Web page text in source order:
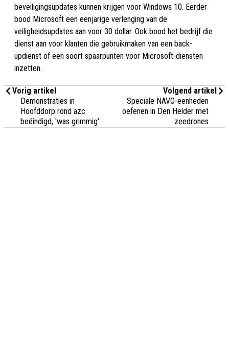
beveiligingsupdates kunnen krijgen voor Windows 10. Eerder
bood Microsoft een eenjarige verlenging van de
veiligheidsupdates aan voor 30 dollar. Ook bood het bedrijf die
dienst aan voor klanten die gebruikmaken van een back-
updienst of een soort spaarpunten voor Microsoft-diensten
inzetten.
Vorig artikel
Demonstraties in
Hoofddorp rond azc
beëindigd, 'was grimmig'
Volgend artikel
Speciale NAVO-eenheden
oefenen in Den Helder met
zeedrones